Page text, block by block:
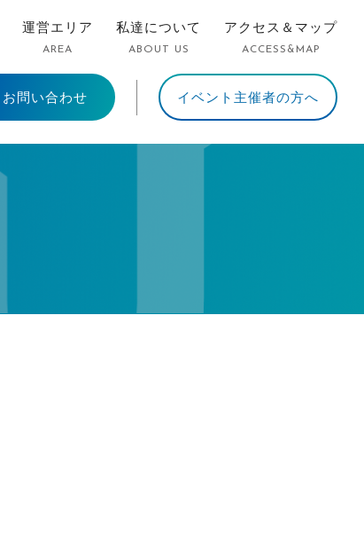
運営エリア
AREA
私達について
ABOUT US
アクセス＆マップ
ACCESS&MAP
お問い合わせ イベント主催者の方へ